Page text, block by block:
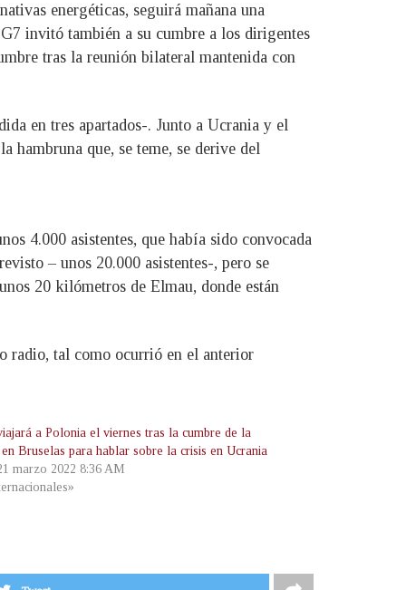
energéticas, seguirá mañana una
invitó también a su cumbre a los dirigentes
tras la reunión bilateral mantenida con
en tres apartados-. Junto a Ucrania y el
hambruna que, se teme, se derive del
4.000 asistentes, que había sido convocada
– unos 20.000 asistentes-, pero se
20 kilómetros de Elmau, donde están
radio, tal como ocurrió en el anterior
a Polonia el viernes tras la cumbre de la
Bruselas para hablar sobre la crisis en Ucrania
marzo 2022 8:36 AM